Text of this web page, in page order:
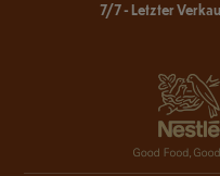
7/7 - Letzter